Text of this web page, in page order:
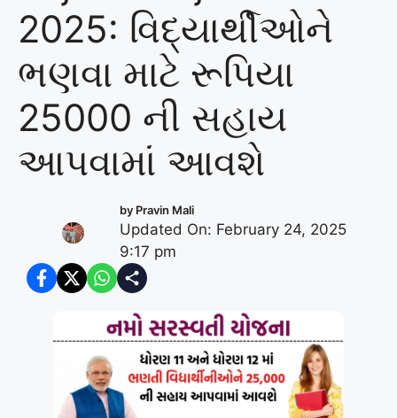
2025: વિદ્યાર્થીઓને
ભણવા માટે રૂપિયા
25000 ની સહાય
આપવામાં આવશે
by Pravin Mali
Updated On: February 24, 2025
9:17 pm